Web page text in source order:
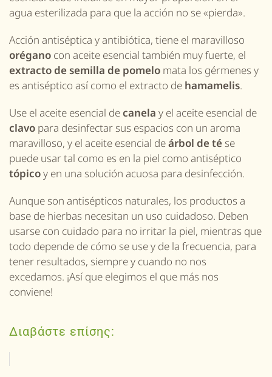
agua esterilizada para que la acción no se «pierda».
Acción antiséptica y antibiótica, tiene el maravilloso
orégano con aceite esencial también muy fuerte, el
extracto de semilla de pomelo mata los gérmenes y
esantiséptico así como el extracto de hamamelis.
Use el aceite esencial de canela y el aceite esencial de
clavo para desinfectar sus espacios con un aroma
maravilloso, y el aceite esencial deárbol de té se
puede usartal como es en la piel como antiséptico
tópicoy en una solución acuosa para desinfección.
Aunque son antisépticos naturales, los productos a
base de hierbas necesitan un uso cuidadoso. Deben
usarse con cuidado para no irritar la piel, mientras que
todo depende de cómo se use y de la frecuencia, para
tener resultados, siempre y cuando no nos
excedamos. ¡Así que elegimos el que más nos
conviene!
Διαβάστε επίσης: